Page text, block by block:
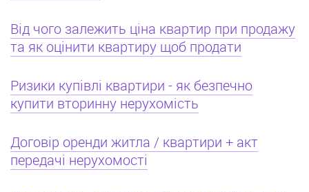
Від чого залежить ціна квартир при продажу
та як оцінити квартиру щоб продати
Ризики купівлі квартири - як безпечно
купити вторинну нерухомість
Договір оренди житла / квартири + акт
передачі нерухомості